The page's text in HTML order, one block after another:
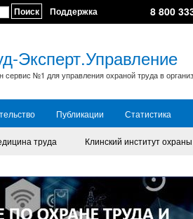
Поиск Поддержка 8 800
Эксперт.Управление
сервис №1 для управления охраной труда в
Публикации Статистика
труда Клинский институт